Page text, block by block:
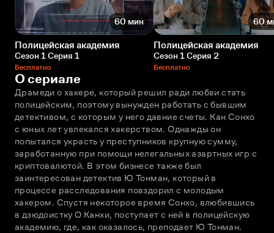
60 мин
Полицейская академия
Сезон 1 Серия 1
Бесплатно
60
Полицейская академия
Сезон 1 Серия 2
Бесплатно
О сериале
Драмеди о хакере, который решил ради любви стать
полицейским, поэтому вынужден работать с бывшим
детективом, с которым у него давние счеты. Кан Сонхо
с юных лет увлекался хакерством. Однажды он
попытался украсть у преступников крупную сумму,
заработанную при помощи нелегальных азартных игр с
криптовалютой. В этом бизнесе также был
заинтересован детектив Ю Тонман, который в
процессе расследования повздорил с молодым
хакером. Спустя некоторое время Сонхо, влюбившись
в дзюдоистку О Канхи, поступает с ней в полицейскую
академию, где, как оказалось, преподает Ю Тонман.